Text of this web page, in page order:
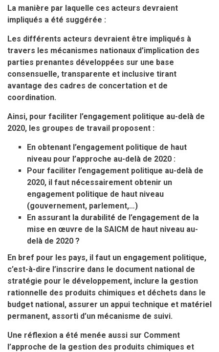
La manière par laquelle ces acteurs devraient
impliqués a été suggérée :
Les différents acteurs devraient être impliqués à
travers les mécanismes nationaux d’implication des
parties prenantes développées sur une base
consensuelle, transparente et inclusive tirant
avantage des cadres de concertation et de
coordination.
Ainsi, pour faciliter l’engagement politique au-delà de
2020, les groupes de travail proposent :
En obtenant l’engagement politique de haut
niveau pour l’approche au-delà de 2020 :
Pour faciliter l’engagement politique au-delà de
2020, il faut nécessairement obtenir un
engagement politique de haut niveau
(gouvernement, parlement,…)
En assurant la durabilité de l’engagement de la
mise en œuvre de la SAICM de haut niveau au-
delà de 2020 ?
En bref pour les pays, il faut un engagement politique,
c’est-à-dire l’inscrire dans le document national de
stratégie pour le développement, inclure la gestion
rationnelle des produits chimiques et déchets dans le
budget national, assurer un appui technique et matériel
permanent, assorti d’un mécanisme de suivi.
Une réflexion a été menée aussi sur Comment
l’approche de la gestion des produits chimiques et